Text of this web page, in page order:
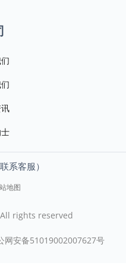
系客服）
地图
rights reserved
网安备51019002007627号